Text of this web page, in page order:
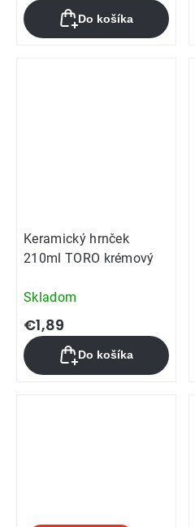
Do košíka
Keramický hrnček
210ml TORO krémový
Skladom
€1,89
Do košíka